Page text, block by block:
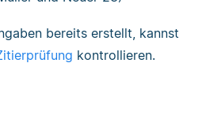
bereits erstellt, kannst
kontrollieren.